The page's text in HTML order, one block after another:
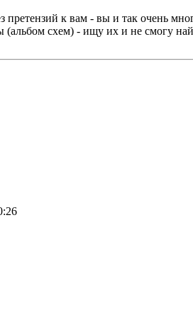
к вам - вы и так очень
(альбом схем) - ищу их и не смогу